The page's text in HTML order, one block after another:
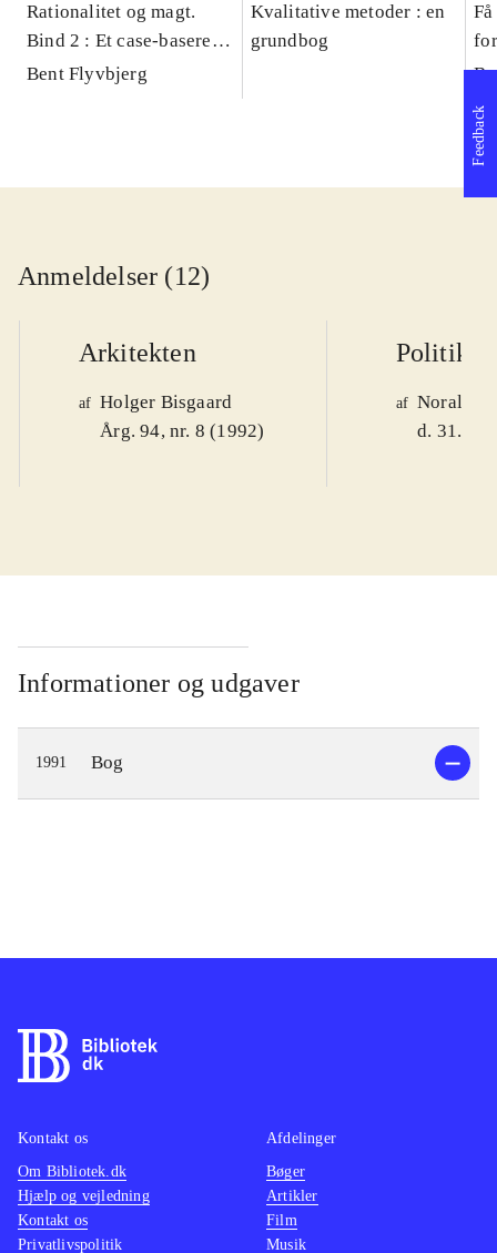
Rationalitet og magt.
Bind 2 : Et case-baseret
studie af planlægning,
Bent Flyvbjerg
Kvalitative metoder : en
grundbog
Anmeldelser (12)
Arkitekten
af Holger Bisgaard
Årg. 94, nr. 8 (1992)
Politiken
af Noralv
d. 31.
Informationer og udgaver
1991 Bog
Feedback
Kontakt os
Om Bibliotek.dk
Hjælp og vejledning
Kontakt os
Privatlivspolitik
Afdelinger
Bøger
Artikler
Film
Musik